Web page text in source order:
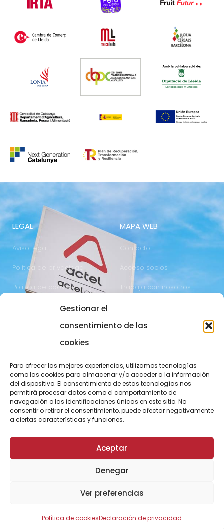
Gestionar el
consentimiento de las
cookies
Para ofrecer las mejores experiencias, utilizamos tecnologías
como las cookies para almacenar y/o acceder a la información
del dispositivo. El consentimiento de estas tecnologías nos
permitirá procesar datos como el comportamiento de
navegación o las identificaciones únicas en este sitio. No
consentir o retirar el consentimiento, puede afectar negativamente
a ciertas características y funciones.
Aceptar
Denegar
Ver preferencias
Política de cookiesDeclaración de privacidad
LEGAL
Aviso legal
Política de privacidad
Política de cookies
MAPA WEB
Contacto
Acceso socios
Trabaja con nosotros
973 700 800
actel@actel.es
25196 Lleida
comunicacio@actel.es
CONOCE NOVACOOP